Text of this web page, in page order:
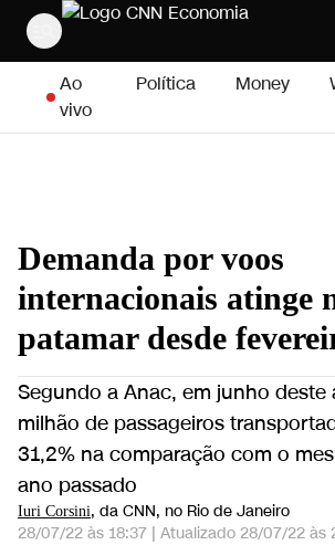
Pular para o conteúdo
Ao
vivo
Política Money
Demanda por voos
internacionais atinge
patamar desde
Segundo a Anac, em junho deste
milhão de passageiros
31,2% na comparação com o
ano passado
Iuri Corsini, da CNN, no Rio de Janeiro
28/07/22 às 18:37 | Atualizado 28/07/22 às